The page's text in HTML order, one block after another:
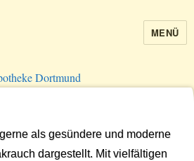
Apotheke
MENÜ
als gesündere und moderne
dargestellt. Mit vielfältigen